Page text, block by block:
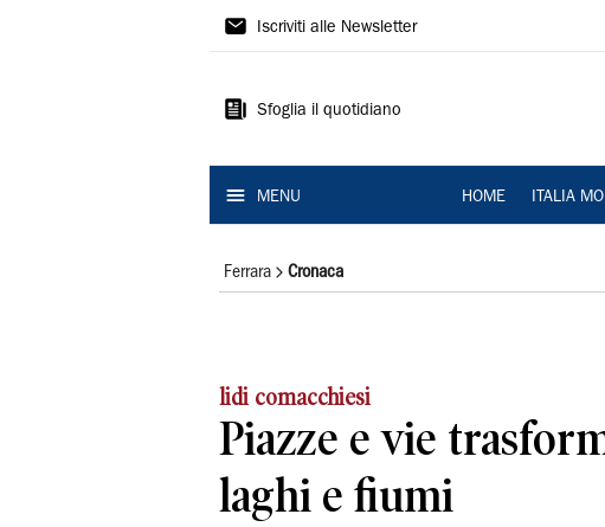
La
Ferrara
Iscriviti alle Newsletter
Sfoglia il quotidiano
MENU HOME ITALIA
Ferrara Cronaca
lidi comacchiesi
Piazze e vie
laghi e fiumi